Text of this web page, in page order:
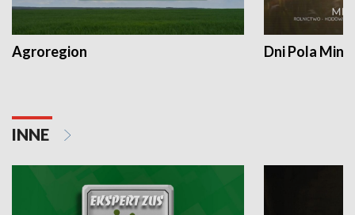
Agroregion Dni Pola
INNE